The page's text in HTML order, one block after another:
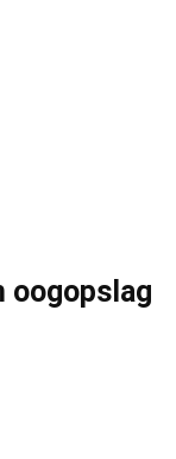
oogopslag